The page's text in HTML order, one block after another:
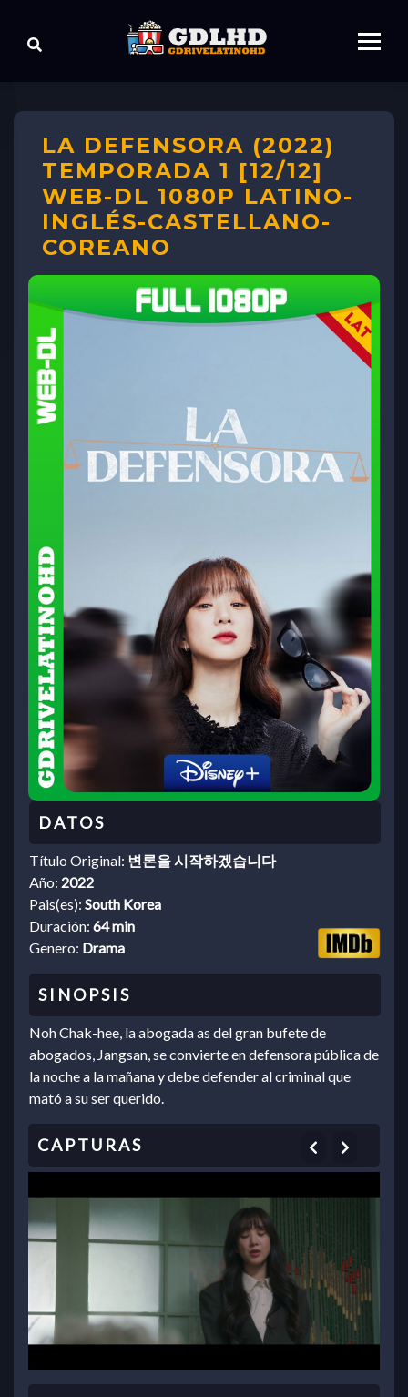
LA DEFENSORA (2022)
TEMPORADA 1 [12/12]
WEB-DL 1080P LATINO-
INGLÉS-CASTELLANO-
COREANO
Título Original: 변론을 시작하겠습니다
Año: 2022
Pais(es): South Korea
Duración: 64 min
Genero: Drama
Noh Chak-hee, la abogada as del gran bufete de
abogados, Jangsan, se convierte en defensora pública de
la noche a la mañana y debe defender al criminal que
mató a su ser querido.
Previous